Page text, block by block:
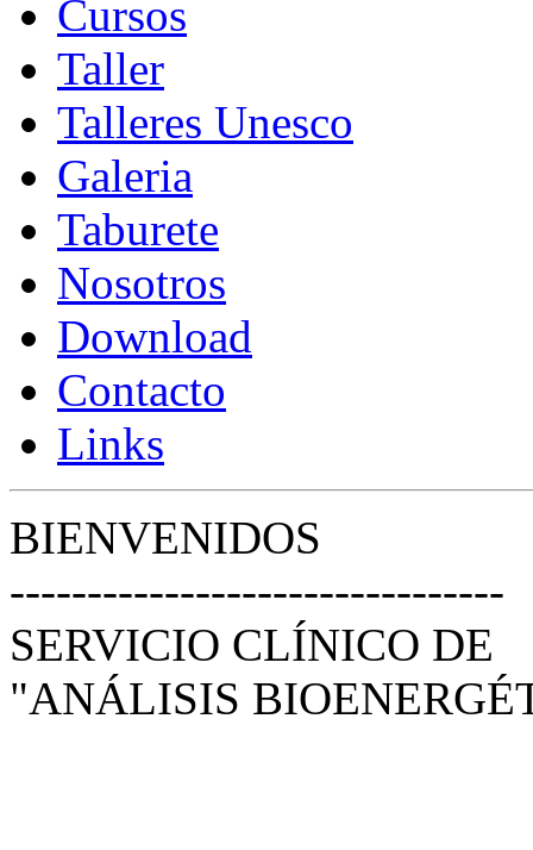
Cursos
Taller
Talleres Unesco
Galeria
Taburete
Nosotros
Download
Contacto
Links
BIENVENIDOS
--------------------------------
SERVICIO CLÍNICO DE
"ANÁLISIS